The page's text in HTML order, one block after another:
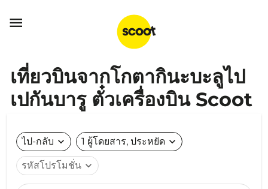

เที่ยวบินจากโกตากินะบะลูไป
เปกันบารู ตั๋วเครื่องบิน Scoot
ไป-กลับ expand_more 1 ผู้โดยสาร, ประหยัด expand_more
รหัสโปรโมชั่น expand_more